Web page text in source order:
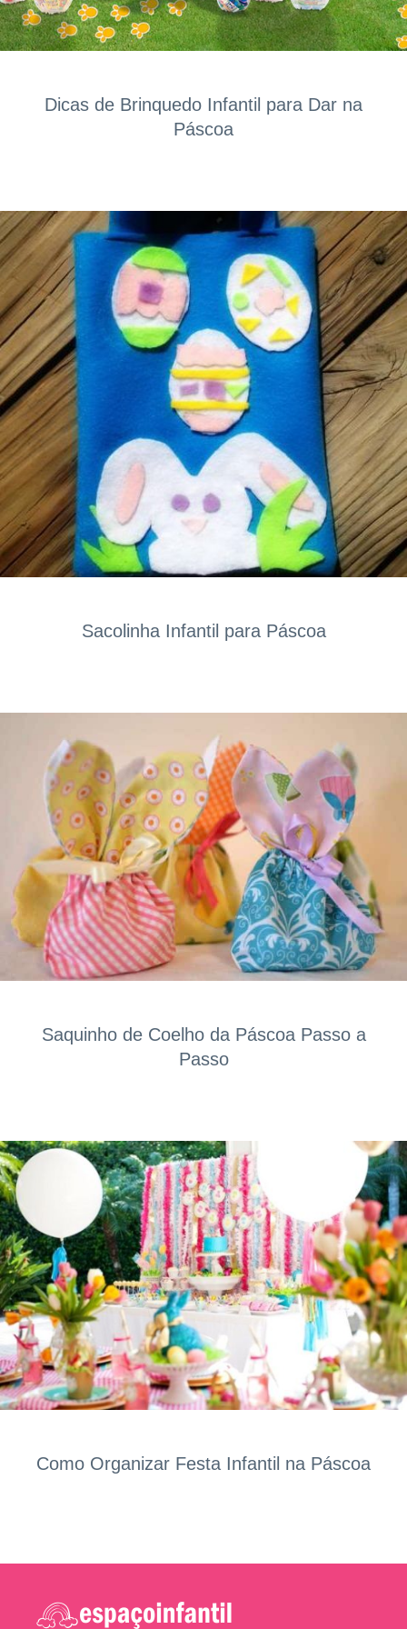
Dicas de Brinquedo Infantil para Dar na
Páscoa
Sacolinha Infantil para Páscoa
Saquinho de Coelho da Páscoa Passo a
Passo
Como Organizar Festa Infantil na Páscoa